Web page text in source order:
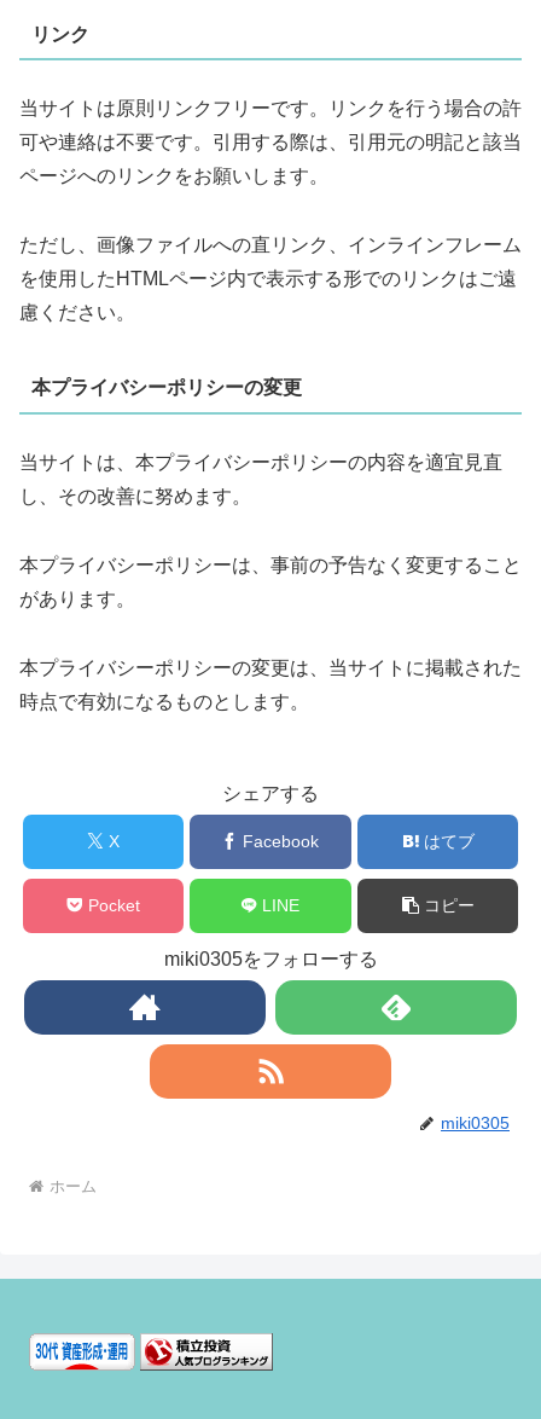
リンク
当サイトは原則リンクフリーです。リンクを行う場合の許
可や連絡は不要です。引用する際は、引用元の明記と該当
ページへのリンクをお願いします。
ただし、画像ファイルへの直リンク、インラインフレーム
を使用したHTMLページ内で表示する形でのリンクはご遠
慮ください。
本プライバシーポリシーの変更
当サイトは、本プライバシーポリシーの内容を適宜見直
し、その改善に努めます。
本プライバシーポリシーは、事前の予告なく変更すること
があります。
本プライバシーポリシーの変更は、当サイトに掲載された
時点で有効になるものとします。
シェアする
X Facebook はてブ
Pocket LINE コピー
miki0305をフォローする
miki0305
ホーム